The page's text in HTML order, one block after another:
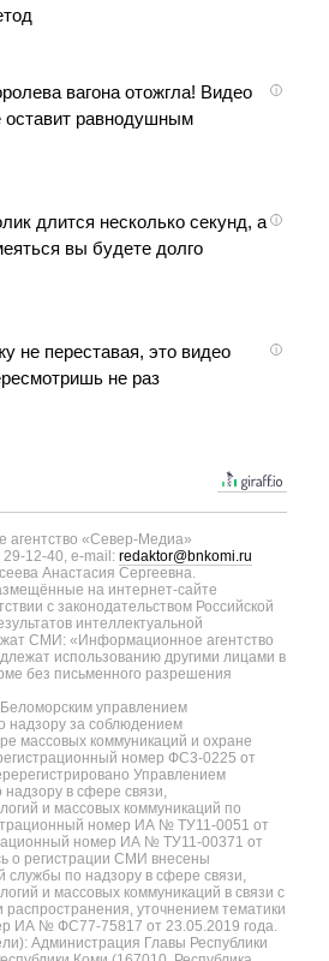
i
вагона отожгла! Видео
оставит равнодушным
i
длится несколько секунд, а
вы будете долго
i
не переставая, это видео
не раз
«Север-Медиа»
29-12-40, e-mail: redaktor@bnkomi.ru
Анастасия Сергеевна.
на интернет-сайте
с законодательством Российской
интеллектуальной
СМИ: «Информационное агентство
использованию другими лицами в
без письменного разрешения
управлением
за соблюдением
массовых коммуникаций и охране
номер ФС3-0225 от
Управлением
в сфере связи,
и массовых коммуникаций по
номер ИА № ТУ11-0051 от
номер ИА № ТУ11-00371 от
о регистрации СМИ внесены
службы по надзору в сфере связи,
и массовых коммуникаций в связи с
уточнением тематики
ИА № ФС77-75817 от 23.05.2019 года.
Администрация Главы Республики